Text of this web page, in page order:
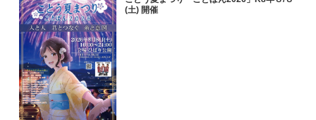
(土) 開催